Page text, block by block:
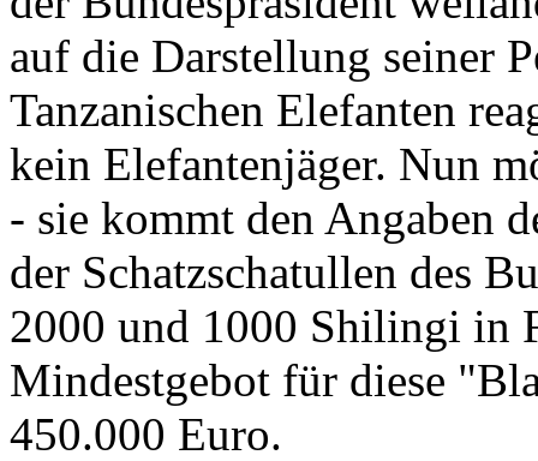
auf die Darstellung seiner
Tanzanischen Elefanten
kein Elefantenjäger. Nun
- sie kommt den Angaben
der Schatzschatullen des
2000 und 1000 Shilingi in
Mindestgebot für diese
450.000 Euro.